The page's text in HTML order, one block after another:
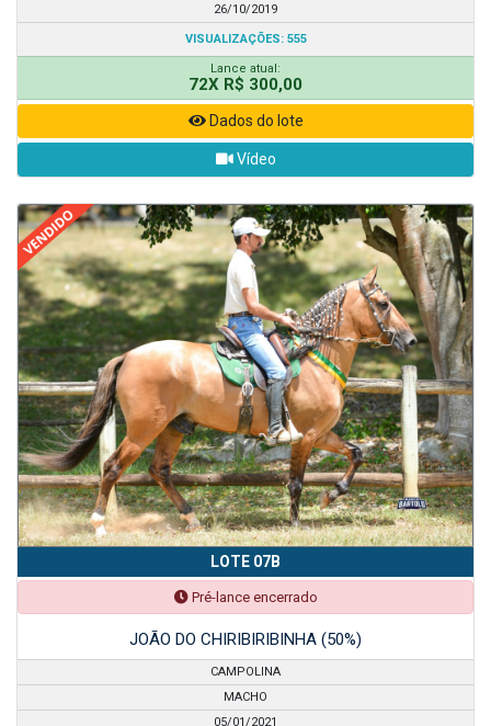
26/10/2019
VISUALIZAÇÕES: 555
Lance atual:
72X R$ 300,00
Dados do lote
Vídeo
LOTE 07B
Pré-lance encerrado
JOÃO DO CHIRIBIRIBINHA (50%)
CAMPOLINA
MACHO
05/01/2021